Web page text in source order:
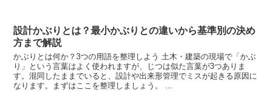
設計かぶりとは？最小かぶりとの違いから基準別の決め
方まで解説
かぶりとは何か？3つの用語を整理しよう 土木・建築の現場で「かぶ
り」という言葉はよく使われますが、じつは似た言葉が3つありま
す。混同したままでいると、設計や出来形管理でミスが起きる原因に
なります。まずはここを整理しましょう。 ...